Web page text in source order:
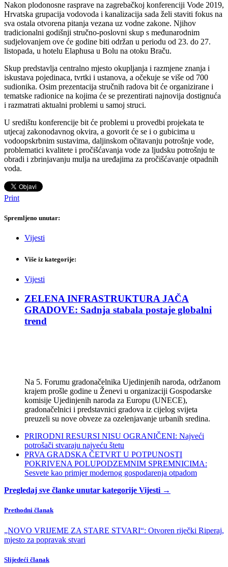
Nakon plodonosne rasprave na zagrebačkoj konferenciji Vode 2019,
Hrvatska grupacija vodovoda i kanalizacija sada želi staviti fokus na
sva ostala otvorena pitanja vezana uz vodne zakone. Njihov
tradicionalni godišnji stručno-poslovni skup s međunarodnim
sudjelovanjem ove će godine biti održan u periodu od 23. do 27.
listopada, u hotelu Elaphusa u Bolu na otoku Braču.
Skup predstavlja centralno mjesto okupljanja i razmjene znanja i
iskustava pojedinaca, tvrtki i ustanova, a očekuje se više od 700
sudionika. Osim prezentacija stručnih radova bit će organizirane i
tematske radionice na kojima će se prezentirati najnovija dostignuća
i razmatrati aktualni problemi u samoj struci.
U središtu konferencije bit će problemi u provedbi projekata te
utjecaj zakonodavnog okvira, a govorit će se i o gubicima u
vodoopskrbnim sustavima, daljinskom očitavanju potrošnje vode,
problematici kvalitete i pročišćavanja vode za ljudsku potrošnju te
obradi i zbrinjavanju mulja na uređajima za pročišćavanje otpadnih
voda.
Print
Spremljeno unutar:
Vijesti
Više iz kategorije:
Vijesti
ZELENA INFRASTRUKTURA JAČA
GRADOVE: Sadnja stabala postaje globalni
trend
Na 5. Forumu gradonačelnika Ujedinjenih naroda, održanom
krajem prošle godine u Ženevi u organizaciji Gospodarske
komisije Ujedinjenih naroda za Europu (UNECE),
gradonačelnici i predstavnici gradova iz cijelog svijeta
preuzeli su nove obveze za ozelenjavanje urbanih sredina.
PRIRODNI RESURSI NISU OGRANIČENI: Najveći
potrošači stvaraju najveću štetu
PRVA GRADSKA ČETVRT U POTPUNOSTI
POKRIVENA POLUPODZEMNIM SPREMNICIMA:
Sesvete kao primjer modernog gospodarenja otpadom
Pregledaj sve članke unutar kategorije Vijesti →
Prethodni članak
„NOVO VRIJEME ZA STARE STVARI“: Otvoren riječki Riperaj,
mjesto za popravak stvari
Slijedeći članak